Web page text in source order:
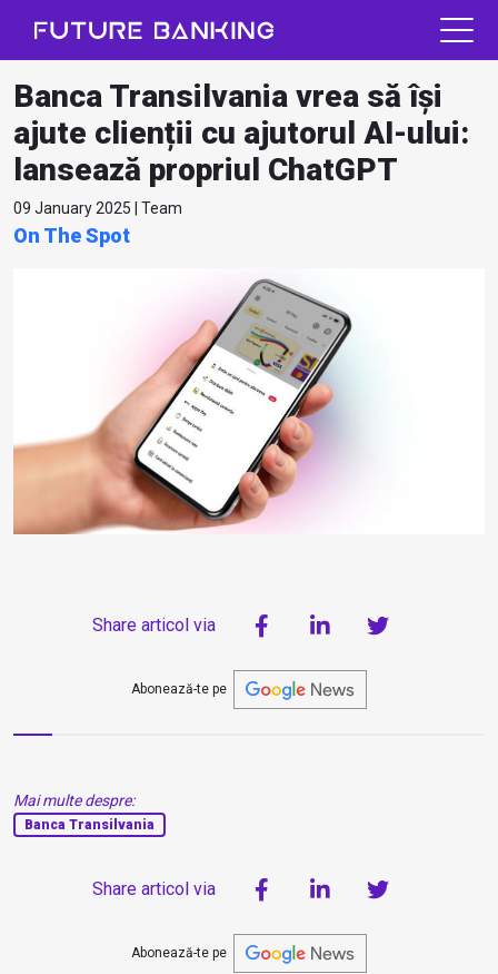
Banca Transilvania vrea să își
ajute clienții cu ajutorul AI-ului:
lansează propriul ChatGPT
09 January 2025 | Team
On The Spot
Share articol via
Abonează-te pe
Mai multe despre:
Banca Transilvania
Share articol via
Abonează-te pe